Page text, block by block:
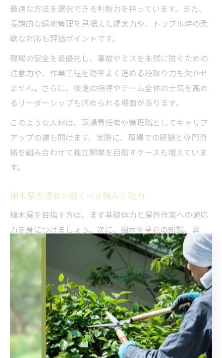
最適な方法を選択できる判断力を持っています。また、
長期的な緑地管理を見据えた提案力や、トラブル時の柔
軟な対応も評価ポイントです。
現場の安全を最優先し、事故やミスを未然に防ぐための
注意力や、作業工程を効率よく進める段取り力も欠かせ
ません。さらに、後進の指導やチーム全体の士気を高め
るリーダーシップも求められる場面があります。
このような人材は、現場責任者や管理職としてキャリア
アップの道も開けます。実際に、現場での経験と専門資
格を組み合わせて独立開業を目指すケースも増えていま
す。
植木屋志望者が磨くべき強みと能力
植木屋を目指す方は、まず基礎体力と屋外作業への適応
力を身につけましょう。次に、樹木や草花の知識、剪
定・伐採技術といった専門的な技能を段階的に習得する
ことが重要です。現場経験を積むことで、現物を見極め
る力や臨機応変な対応力が自然と養われます。
さらに、資格取得によるスキルアップも大きな強みとな
ります。造園技能士やチェーンソー取扱い資格はもちろ
ん、最近ではドローンによる現場調査やICT活用の知識
も注目されています。安全意識やチームワークを意識し
た行動も、現場で信頼されるための重要な能力です。